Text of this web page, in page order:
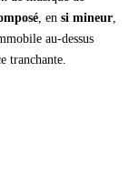
, en si mineur,
au-dessus
tranchante.